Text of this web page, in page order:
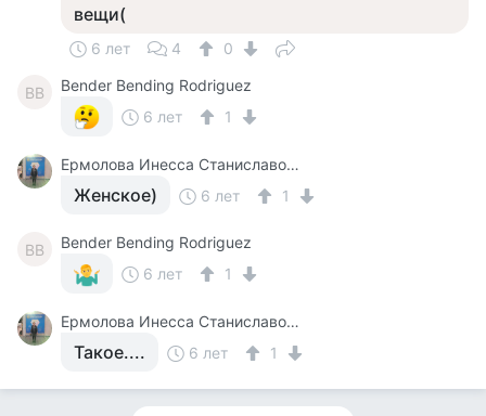
вещи(
6 лет 4 0
BB
Bender Bending Rodriguez
6 лет
1
Ермолова Инесса Станиславовна
Женское) 6 лет 1
BB
Bender Bending Rodriguez
6 лет
1
Ермолова Инесса Станиславовна
Такое.... 6 лет 1